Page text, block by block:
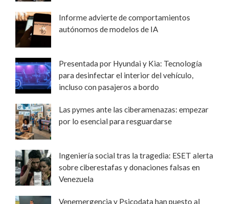
Informe advierte de comportamientos
autónomos de modelos de IA
Presentada por Hyundai y Kia: Tecnología
para desinfectar el interior del vehículo,
incluso con pasajeros a bordo
Las pymes ante las ciberamenazas: empezar
por lo esencial para resguardarse
Ingeniería social tras la tragedia: ESET alerta
sobre ciberestafas y donaciones falsas en
Venezuela
Venemergencia y Psicodata han puesto al